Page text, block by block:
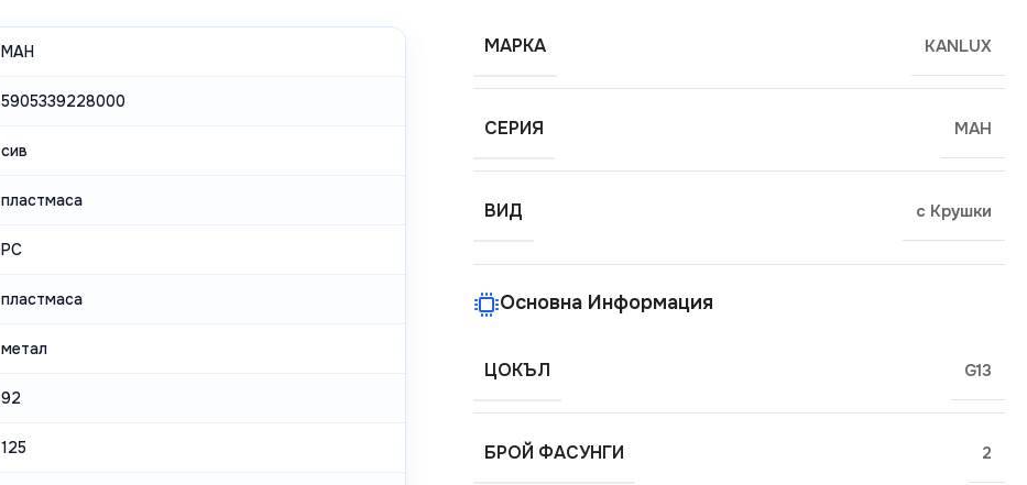
MAH
5905339228000
сив
пластмаса
PC
пластмаса
метал
92
125
МАРКА KANLUX
СЕРИЯ MAH
ВИД с Крушки
Основна Информация
ЦОКЪЛ G13
БРОЙ ФАСУНГИ 2